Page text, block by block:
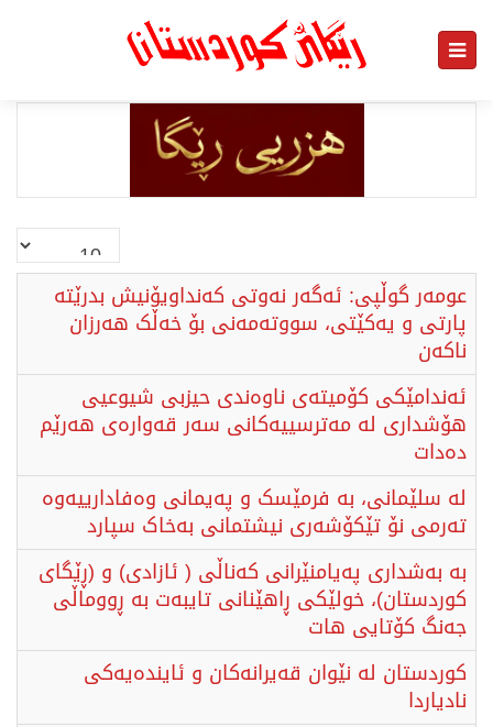
نمایش
#
عومەر گوڵپی: ئەگەر نەوتی کەنداویۆنیش بدرێتە
پارتی و یەکێتی، سووتەمەنی بۆ خەڵک هەرزان
ناکەن
ئەندامێکی کۆمیتەی ناوەندی حیزبی شیوعیی
هۆشداری لە مەترسییەکانی سەر قەوارەی هەرێم
دەدات
لە سلێمانی، بە فرمێسک و پەیمانی وەفادارییەوە
تەرمی نۆ تێکۆشەری نیشتمانی بەخاک سپارد
بە بەشداری پەیامنێرانی کەناڵی ( ئازادی) و (ڕێگای
کوردستان)، خولێکی ڕاهێنانی تایبەت بە ڕووماڵی
جەنگ کۆتایی هات
کوردستان لە نێوان قەیرانەکان و ئایندەیەکی
نادیاردا